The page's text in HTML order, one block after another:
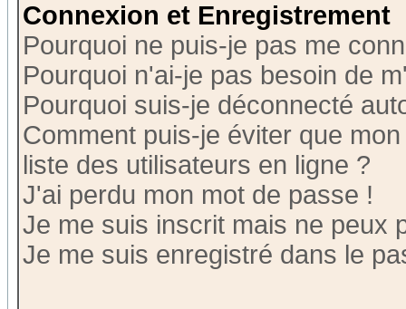
Connexion et Enregistrement
Pourquoi ne puis-je pas me
Pourquoi n'ai-je pas besoin de
Pourquoi suis-je déconnecté
Comment puis-je éviter que
liste des utilisateurs en ligne ?
J'ai perdu mon mot de passe !
Je me suis inscrit mais ne peux
Je me suis enregistré dans le